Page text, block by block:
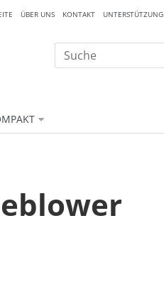
ÜBER UNS KONTAKT UNTERSTÜTZUNG
Suche
nach: